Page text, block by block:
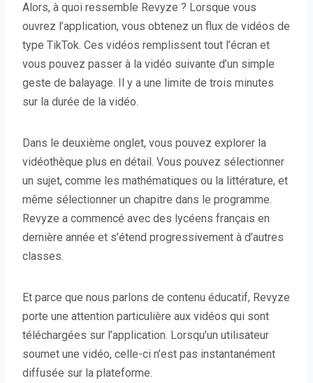
Alors, à quoi ressemble Revyze ? Lorsque vous
ouvrez l’application, vous obtenez un flux de vidéos de
type TikTok. Ces vidéos remplissent tout l’écran et
vous pouvez passer à la vidéo suivante d’un simple
geste de balayage. Il y a une limite de trois minutes
sur la durée de la vidéo.
Dans le deuxième onglet, vous pouvez explorer la
vidéothèque plus en détail. Vous pouvez sélectionner
un sujet, comme les mathématiques ou la littérature, et
même sélectionner un chapitre dans le programme.
Revyze a commencé avec des lycéens français en
dernière année et s’étend progressivement à d’autres
classes.
Et parce que nous parlons de contenu éducatif, Revyze
porte une attention particulière aux vidéos qui sont
téléchargées sur l’application. Lorsqu’un utilisateur
soumet une vidéo, celle-ci n’est pas instantanément
diffusée sur la plateforme.